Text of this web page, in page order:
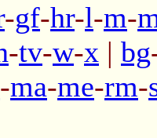
-gf-hr-l-m-
-tv-w-x | bg
-ma-me-rm-